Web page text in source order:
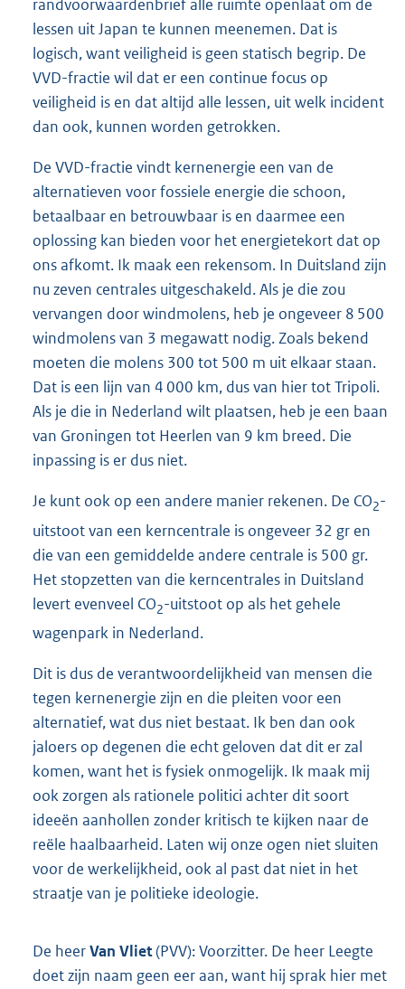
randvoorwaardenbrief alle ruimte openlaat om de
lessen uit Japan te kunnen meenemen. Dat is
logisch, want veiligheid is geen statisch begrip. De
VVD-fractie wil dat er een continue focus op
veiligheid is en dat altijd alle lessen, uit welk incident
dan ook, kunnen worden getrokken.
De VVD-fractie vindt kernenergie een van de
alternatieven voor fossiele energie die schoon,
betaalbaar en betrouwbaar is en daarmee een
oplossing kan bieden voor het energietekort dat op
ons afkomt. Ik maak een rekensom. In Duitsland zijn
nu zeven centrales uitgeschakeld. Als je die zou
vervangen door windmolens, heb je ongeveer 8 500
windmolens van 3 megawatt nodig. Zoals bekend
moeten die molens 300 tot 500 m uit elkaar staan.
Dat is een lijn van 4 000 km, dus van hier tot Tripoli.
Als je die in Nederland wilt plaatsen, heb je een baan
van Groningen tot Heerlen van 9 km breed. Die
inpassing is er dus niet.
Je kunt ook op een andere manier rekenen. De CO2-
uitstoot van een kerncentrale is ongeveer 32 gr en
die van een gemiddelde andere centrale is 500 gr.
Het stopzetten van die kerncentrales in Duitsland
levert evenveel CO2-uitstoot op als het gehele
wagenpark in Nederland.
Dit is dus de verantwoordelijkheid van mensen die
tegen kernenergie zijn en die pleiten voor een
alternatief, wat dus niet bestaat. Ik ben dan ook
jaloers op degenen die echt geloven dat dit er zal
komen, want het is fysiek onmogelijk. Ik maak mij
ook zorgen als rationele politici achter dit soort
ideeën aanhollen zonder kritisch te kijken naar de
reële haalbaarheid. Laten wij onze ogen niet sluiten
voor de werkelijkheid, ook al past dat niet in het
straatje van je politieke ideologie.
De heerVan Vliet(PVV): Voorzitter. De heer Leegte
doet zijn naam geen eer aan, want hij sprak hier met